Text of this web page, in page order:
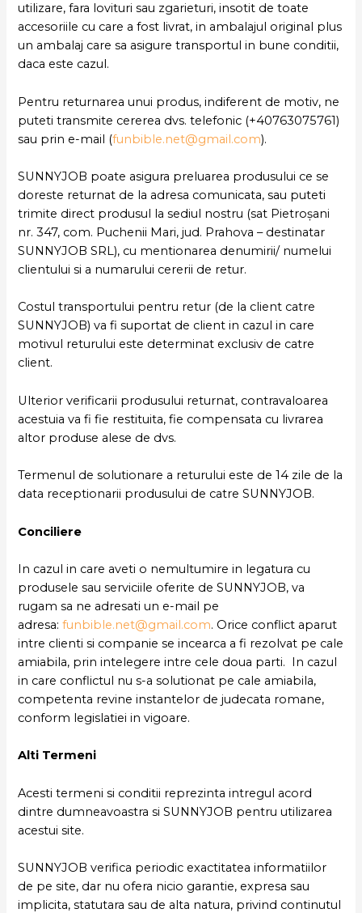
utilizare, fara lovituri sau zgarieturi, insotit de toate
accesoriile cu care a fost livrat, in ambalajul original plus
un ambalaj care sa asigure transportul in bune conditii,
daca este cazul.
Pentru returnarea unui produs, indiferent de motiv, ne
puteti transmite cererea dvs. telefonic (+40763075761)
sau prin e-mail (funbible.net@gmail.com).
SUNNYJOB poate asigura preluarea produsului ce se
doreste returnat de la adresa comunicata, sau puteti
trimite direct produsul la sediul nostru (sat Pietroșani
nr. 347, com. Puchenii Mari, jud. Prahova – destinatar
SUNNYJOB SRL), cu mentionarea denumirii/ numelui
clientului si a numarului cererii de retur.
Costul transportului pentru retur (de la client catre
SUNNYJOB) va fi suportat de client in cazul in care
motivul returului este determinat exclusiv de catre
client.
Ulterior verificarii produsului returnat, contravaloarea
acestuia va fi fie restituita, fie compensata cu livrarea
altor produse alese de dvs.
Termenul de solutionare a returului este de 14 zile de la
data receptionarii produsului de catre SUNNYJOB.
Conciliere
In cazul in care aveti o nemultumire in legatura cu
produsele sau serviciile oferite de SUNNYJOB, va
rugam sa ne adresati un e-mail pe
adresa:funbible.net@gmail.com. Orice conflict aparut
intre clienti si companie se incearca a fi rezolvat pe cale
amiabila, prin intelegere intre cele doua parti. In cazul
in care conflictul nu s-a solutionat pe cale amiabila,
competenta revine instantelor de judecata romane,
conform legislatiei in vigoare.
Alti Termeni
Acesti termeni si conditii reprezinta intregul acord
dintre dumneavoastra si SUNNYJOB pentru utilizarea
acestui site.
SUNNYJOB verifica periodic exactitatea informatiilor
de pe site, dar nu ofera nicio garantie, expresa sau
implicita, statutara sau de alta natura, privind continutul